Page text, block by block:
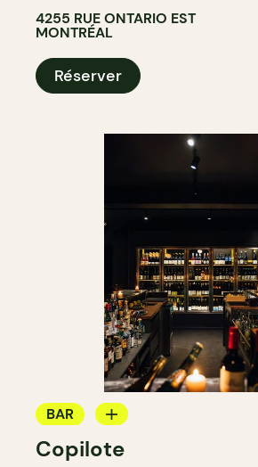
4255 RUE ONTARIO EST
MONTRÉAL
Réserver
BAR
BAR À VIN
Copilote